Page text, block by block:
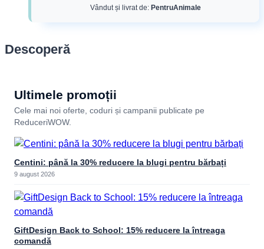
Vândut și livrat de: PentruAnimale
Descoperă
Ultimele promoții
Cele mai noi oferte, coduri și campanii publicate pe
ReduceriWOW.
Centini: până la 30% reducere la blugi pentru bărbați
9 august 2026
GiftDesign Back to School: 15% reducere la întreaga
comandă